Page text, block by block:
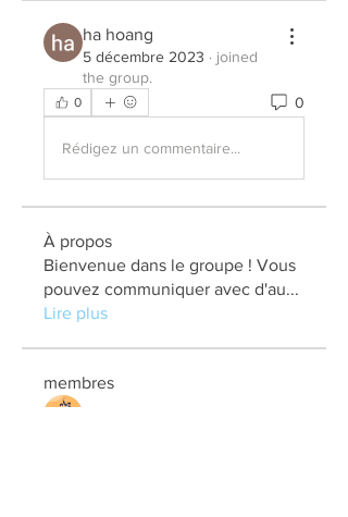
ha hoang
5 décembre 2023 · joined
the group.
0 0
Rédigez un commentaire...
À propos
Bienvenue dans le groupe ! Vous
pouvez communiquer avec d'au...
Lire plus
membres